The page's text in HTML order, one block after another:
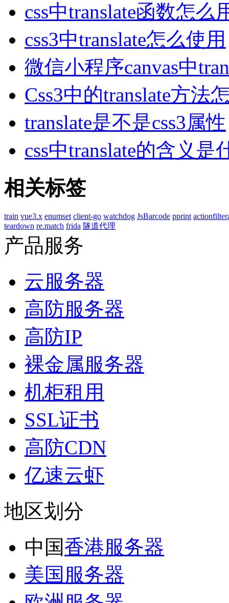
css中translate函数怎么
css3中translate怎么使用
微信小程序canvas中
Css3中的translate方法
translate是不是css3属性
css中translate的含义是
相关标签
train vue3.x enumset client-go watchdog JsBarcode pprint
teardown re.match frida 隧道代理
产品服务
云服务器
高防服务器
高防IP
裸金属服务器
机柜租用
SSL证书
高防CDN
亿速云虾
地区划分
中国香港服务器
美国服务器